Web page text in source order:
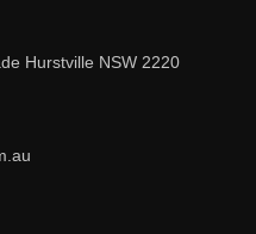
Hurstville NSW 2220